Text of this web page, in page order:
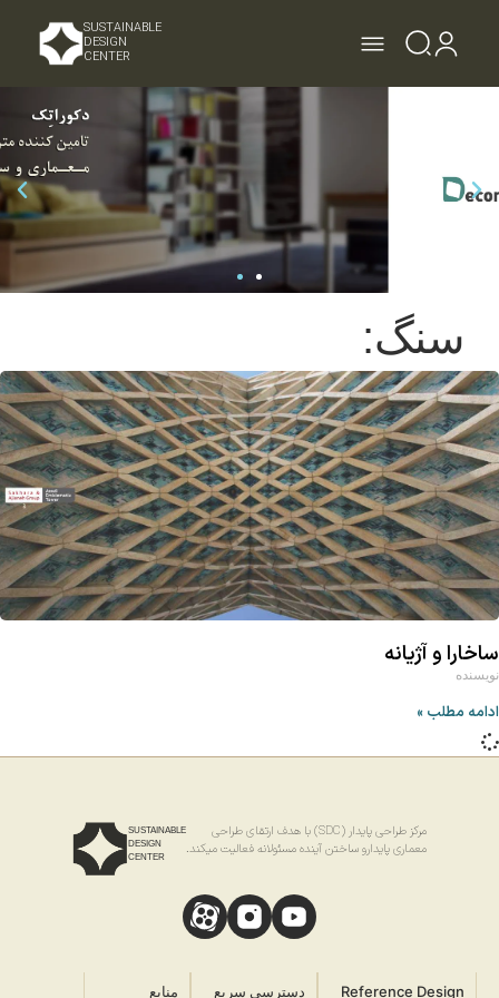
SUSTAINABLE
DESIGN
CENTER
سنگ:
ساخارا و آژیانه
نویسنده
ادامه مطلب »
مرکز طراحی پایدار (SDC) با هدف ارتقای طراحی
معماری پایدارو ساختن آینده مسئولانه فعالیت میکند.
SUSTAINABLE
DESIGN
CENTER
Reference Design دسترسی سریع منابع